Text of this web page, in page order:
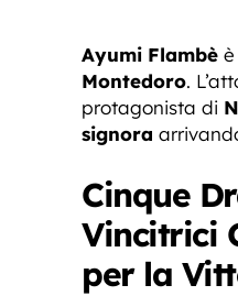
Ayumi Flambè è
Montedoro.
protagonista di
signora
Cinque
Vincitrici
per la